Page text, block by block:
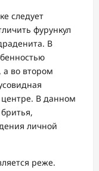
следует
фурункул
В
а во втором
В данном
личной
реже.